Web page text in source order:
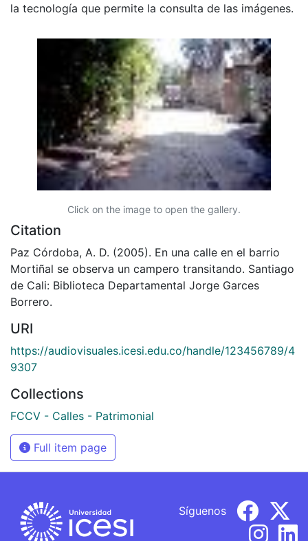
la tecnología que permite la consulta de las imágenes.
Click on the image to open the gallery.
Citation
Paz Córdoba, A. D. (2005). En una calle en el barrio
Mortiñal se observa un campero transitando. Santiago
de Cali: Biblioteca Departamental Jorge Garces
Borrero.
URI
https://audiovisuales.icesi.edu.co/handle/123456789/4
9307
Collections
FCCV - Calles - Patrimonial
Full item page
Síguenos